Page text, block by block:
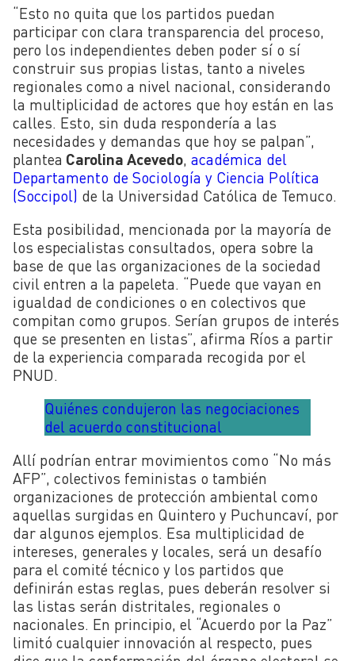
“Esto no quita que los partidos puedan
participar con clara transparencia del proceso,
pero los independientes deben poder sí o sí
construir sus propias listas, tanto a niveles
regionales como a nivel nacional, considerando
la multiplicidad de actores que hoy están en las
calles. Esto, sin duda respondería a las
necesidades y demandas que hoy se palpan”,
plantea Carolina Acevedo, académica del
Departamento de Sociología y Ciencia Política
(Soccipol) de la Universidad Católica de Temuco.
Esta posibilidad, mencionada por la mayoría de
los especialistas consultados, opera sobre la
base de que las organizaciones de la sociedad
civil entren a la papeleta. “Puede que vayan en
igualdad de condiciones o en colectivos que
compitan como grupos. Serían grupos de interés
que se presenten en listas”, afirma Ríos a partir
de la experiencia comparada recogida por el
PNUD.
Quiénes condujeron las negociaciones
del acuerdo constitucional
Allí podrían entrar movimientos como “No más
AFP”, colectivos feministas o también
organizaciones de protección ambiental como
aquellas surgidas en Quintero y Puchuncaví, por
dar algunos ejemplos. Esa multiplicidad de
intereses, generales y locales, será un desafío
para el comité técnico y los partidos que
definirán estas reglas, pues deberán resolver si
las listas serán distritales, regionales o
nacionales. En principio, el “Acuerdo por la Paz”
limitó cualquier innovación al respecto, pues